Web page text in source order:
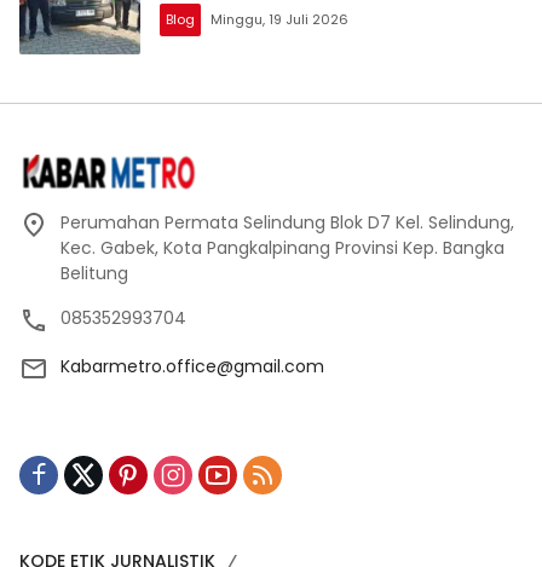
Blog Minggu, 19 Juli 2026
Perumahan Permata Selindung Blok D7 Kel. Selindung,
Kec. Gabek, Kota Pangkalpinang Provinsi Kep. Bangka
Belitung
085352993704
Kabarmetro.office@gmail.com
KODE ETIK JURNALISTIK